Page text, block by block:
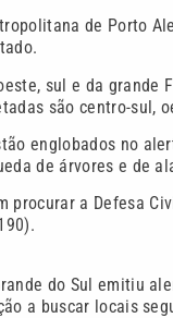
de Porto
sul e da
são centro-sul,
englobados no
de árvores e de
procurar a Defesa
do Sul emitiu
a buscar locais